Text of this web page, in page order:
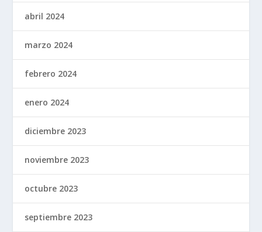
abril 2024
marzo 2024
febrero 2024
enero 2024
diciembre 2023
noviembre 2023
octubre 2023
septiembre 2023